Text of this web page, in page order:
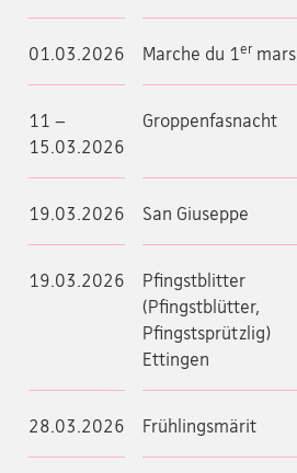
01.03.2026 Marche du 1ermars
11 –
15.03.2026
Groppenfasnacht
19.03.2026 San Giuseppe
19.03.2026
Pfingstblitter
(Pfingstblütter,
Pfingstsprützlig)
Ettingen
28.03.2026 Frühlingsmärit